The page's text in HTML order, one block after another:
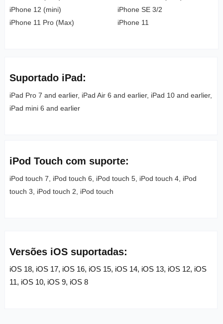
iPhone 12 (mini)
iPhone SE 3/2
iPhone 11 Pro (Max)
iPhone 11
Suportado iPad:
iPad Pro 7 and earlier, iPad Air 6 and earlier, iPad 10 and earlier,
iPad mini 6 and earlier
iPod Touch com suporte:
iPod touch 7, iPod touch 6, iPod touch 5, iPod touch 4, iPod
touch 3, iPod touch 2, iPod touch
Versões iOS suportadas:
iOS 18, iOS 17, iOS 16, iOS 15, iOS 14, iOS 13, iOS 12, iOS
11, iOS 10, iOS 9, iOS 8